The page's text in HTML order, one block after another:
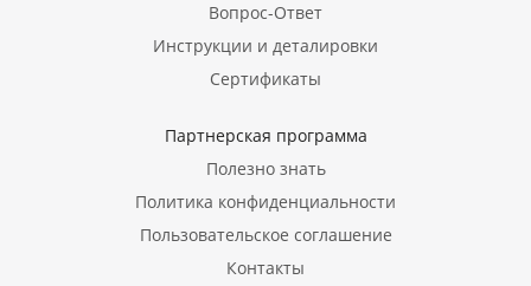
Вопрос-Ответ
Инструкции и деталировки
Сертификаты
Партнерская программа
Полезно знать
Политика конфиденциальности
Пользовательское соглашение
Контакты